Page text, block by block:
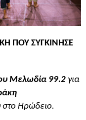
ΠΟΥ ΣΥΓΚΙΝΗΣΕ
Μελωδία 99.2 για
στο Ηρώδειο.